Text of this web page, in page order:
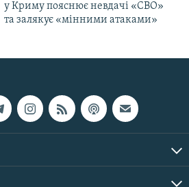
у Криму пояснює невдачі «СВО»
та залякує «мінними атаками»